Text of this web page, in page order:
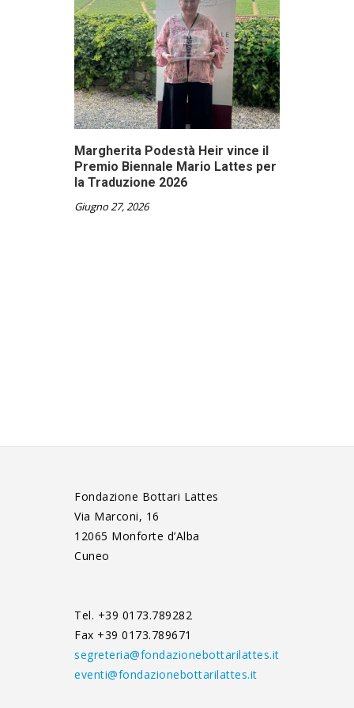
Margherita Podestà Heir vince il
Premio Biennale Mario Lattes per
la Traduzione 2026
Giugno 27, 2026
Fondazione Bottari Lattes
Via Marconi, 16
12065 Monforte d’Alba
Cuneo
Tel. +39 0173.789282
Fax +39 0173.789671
segreteria@fondazionebottarilattes.it
eventi@fondazionebottarilattes.it